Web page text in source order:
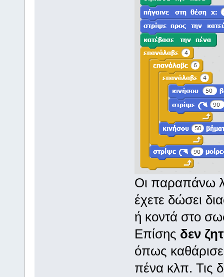
Οι παραπάνω
έχετε δώσει
ή κοντά στο
Επίσης δεν
όπως
πένα κλπ. Τις